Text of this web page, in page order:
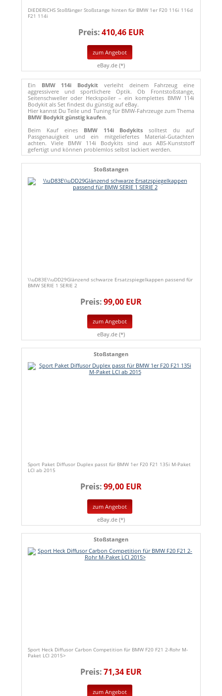
DIEDERICHS Stoßfänger Stoßstange hinten für BMW 1er F20 116i 116d
F21 114i
Preis:410,46 EUR
zum Angebot
eBay.de (*)
Ein BMW 114i Bodykit verleiht deinem Fahrzeug eine
aggressivere und sportlichere Optik. Ob Frontstoßstange,
Seitenschweller oder Heckspoiler – ein komplettes BMW 114i
Bodykit als Set findest du günstig auf eBay.
Hier kannst Du Teile und Tuning für BMW-Fahrzeuge zum Thema
BMW Bodykit günstig kaufen.
Beim Kauf eines BMW 114i Bodykits solltest du auf
Passgenauigkeit und ein mitgeliefertes Material-Gutachten
achten. Viele BMW 114i Bodykits sind aus ABS-Kunststoff
gefertigt und können problemlos selbst lackiert werden.
Stoßstangen
\\uD83E\\uDD29Glänzend schwarze Ersatzspiegelkappen passend für
BMW SERIE 1 SERIE 2
Preis:99,00 EUR
zum Angebot
eBay.de (*)
Stoßstangen
Sport Paket Diffusor Duplex passt für BMW 1er F20 F21 135i M-Paket
LCI ab 2015
Preis:99,00 EUR
zum Angebot
eBay.de (*)
Stoßstangen
Sport Heck Diffusor Carbon Competition für BMW F20 F21 2-Rohr M-
Paket LCI 2015>
Preis:71,34 EUR
zum Angebot